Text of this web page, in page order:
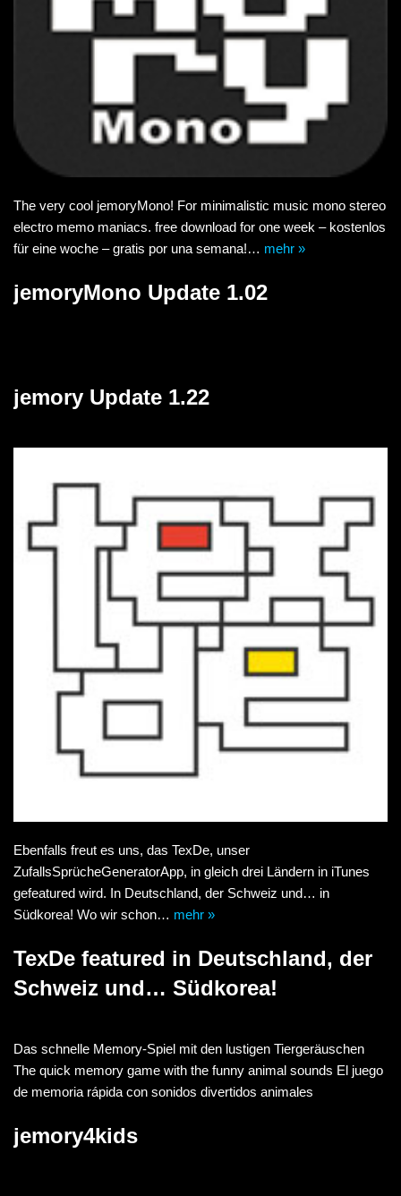
The very cool jemoryMono! For minimalistic music mono stereo
electro memo maniacs. free download for one week – kostenlos
für eine woche – gratis por una semana!… mehr »
jemoryMono Update 1.02
jemory Update 1.22
Ebenfalls freut es uns, das TexDe, unser
ZufallsSprücheGeneratorApp, in gleich drei Ländern in iTunes
gefeatured wird. In Deutschland, der Schweiz und… in
Südkorea! Wo wir schon… mehr »
TexDe featured in Deutschland, der
Schweiz und… Südkorea!
Das schnelle Memory-Spiel mit den lustigen Tiergeräuschen
The quick memory game with the funny animal sounds El juego
de memoria rápida con sonidos divertidos animales
jemory4kids